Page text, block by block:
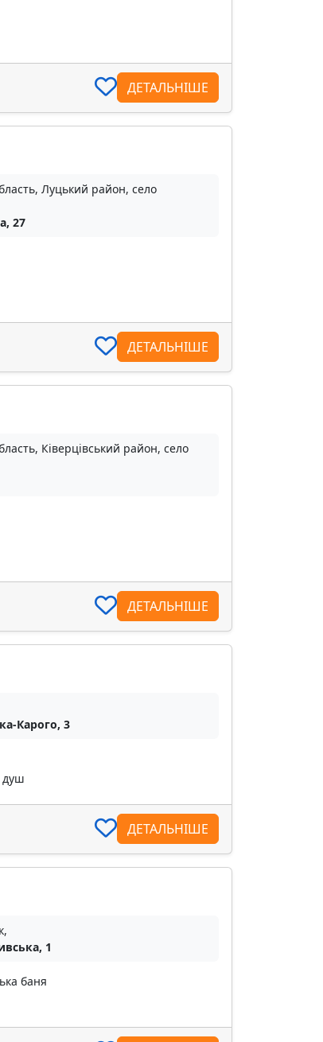
ДЕТАЛЬНІШЕ
Луцький район, село
27
ДЕТАЛЬНІШЕ
Ківерцівський район, село
ДЕТАЛЬНІШЕ
Карого, 3
душ
ДЕТАЛЬНІШЕ
1
баня